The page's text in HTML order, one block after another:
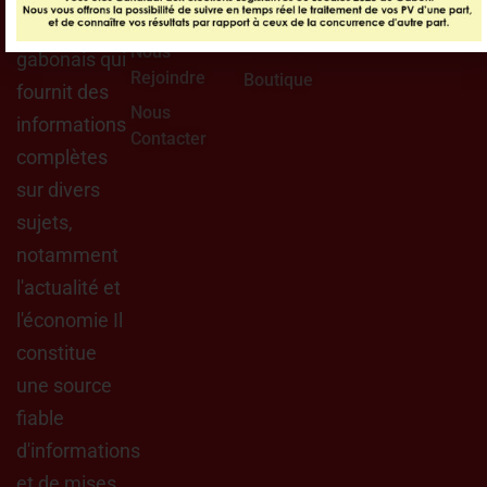
journal
gabonais qui
fournit des
informations
complètes
sur divers
sujets,
notamment
l'actualité et
l'économie Il
constitue
une source
fiable
d'informations
Nous ?
Nous
Rejoindre
Nous
Contacter
Appels
D'offres
Boutique